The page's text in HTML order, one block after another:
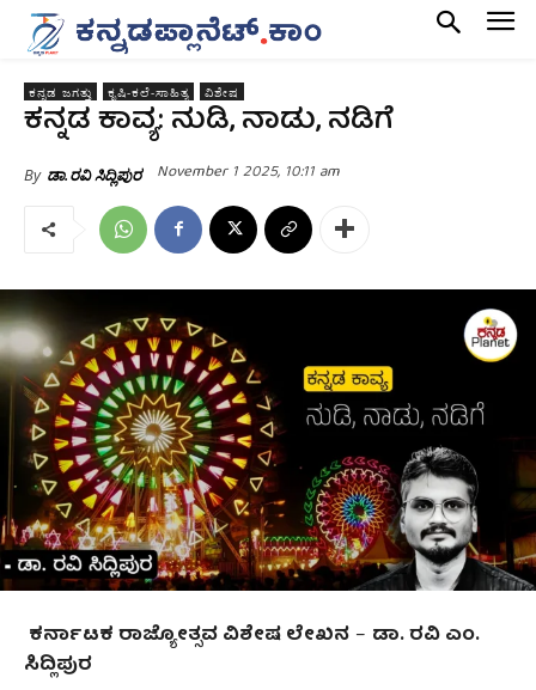
ಕನ್ನಡ ಜಗತ್ತು ಕೃಷಿ-ಕಲೆ-ಸಾಹಿತ್ಯ ವಿಶೇಷ
ಕನ್ನಡ ಕಾವ್ಯ: ನುಡಿ, ನಾಡು, ನಡಿಗೆ
By ಡಾ.ರವಿ ಸಿದ್ಲಿಪುರ November 1 2025, 10:11 am
ಕರ್ನಾಟಕ ರಾಜ್ಯೋತ್ಸವ ವಿಶೇಷ ಲೇಖನ – ಡಾ. ರವಿ ಎಂ.
ಸಿದ್ಲಿಪುರ